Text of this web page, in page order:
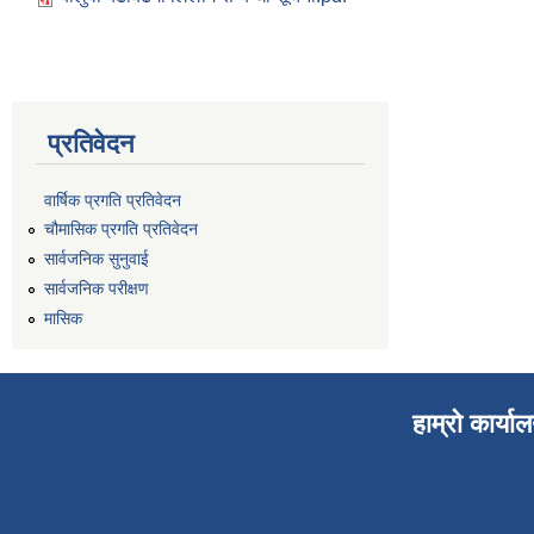
प्रतिवेदन
वार्षिक प्रगति प्रतिवेदन
चौमासिक प्रगति प्रतिवेदन
सार्वजनिक सुनुवाई
सार्वजनिक परीक्षण
मासिक
हाम्रो